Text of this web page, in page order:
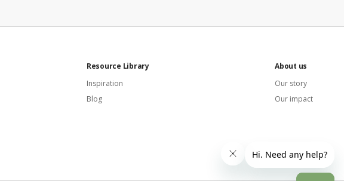
Resource Library
Inspiration
Blog
About us
Our story
Our impact